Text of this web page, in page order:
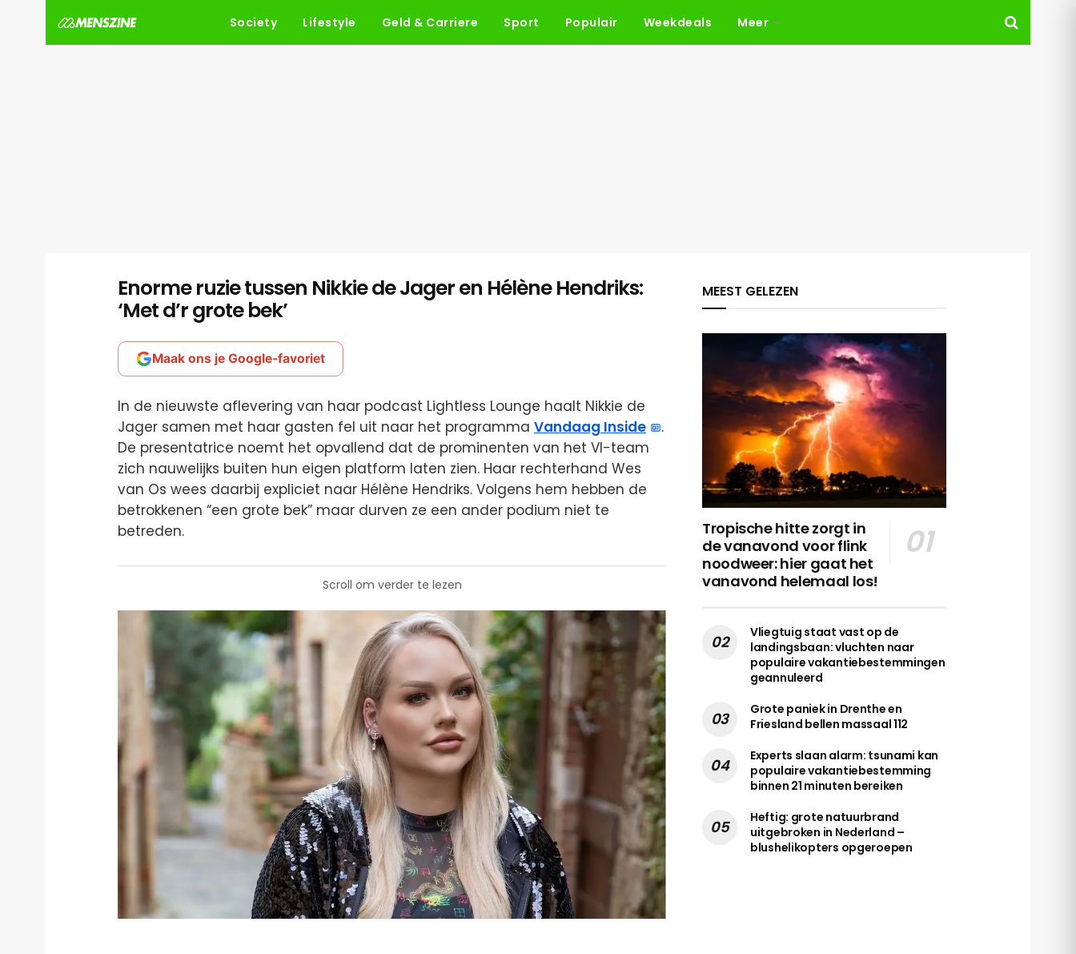
Society Lifestyle Geld & Carriere Sport Populair Weekdeals Meer
Enorme ruzie tussen Nikkie de Jager en Hélène Hendriks:
‘Met d’r grote bek’
Maak ons je Google-favoriet
In de nieuwste aflevering van haar podcast Lightless Lounge haalt Nikkie de
Jager samen met haar gasten fel uit naar het programma Vandaag Inside
.
De presentatrice noemt het opvallend dat de prominenten van het VI-team
zich nauwelijks buiten hun eigen platform laten zien. Haar rechterhand Wes
van Os wees daarbij expliciet naar Hélène Hendriks. Volgens hem hebben de
betrokkenen “een grote bek” maar durven ze een ander podium niet te
betreden.
Scroll om verder te lezen
MEEST GELEZEN
Tropische hitte zorgt in
de vanavond voor flink
noodweer: hier gaat het
vanavond helemaal los!
Vliegtuig staat vast op de
landingsbaan: vluchten naar
populaire vakantiebestemmingen
geannuleerd
Grote paniek in Drenthe en
Friesland bellen massaal 112
Experts slaan alarm: tsunami kan
populaire vakantiebestemming
binnen 21 minuten bereiken
Heftig: grote natuurbrand
uitgebroken in Nederland –
blushelikopters opgeroepen